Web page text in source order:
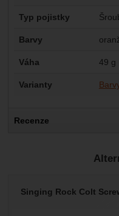
Typ pojistky
Barvy
Váha 49 g
Varianty
Recenze
Nebyla
Singing Rock Colt